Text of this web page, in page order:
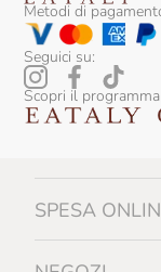
Metodi di
Seguici su:
Scopri il
SPESA